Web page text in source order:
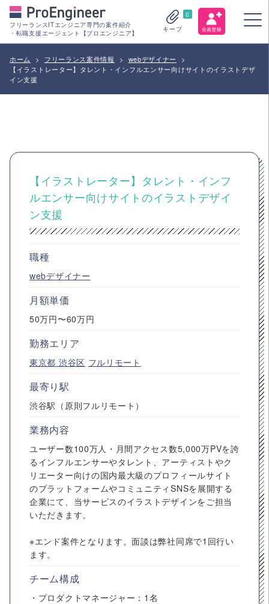
フリーランスITエンジニア専門の案件紹介
・転職支援エージェント【プロエンジニア】
0
キープ
ホーム > フリーランス案件情報 > webデザイナー
>
【イラストレーター】タレント・インフルエンサー向けサイトのイラストデザ
イン支援
【イラストレーター】タレント・インフ
ルエンサー向けサイトのイラストデザイ
ン支援
職種
webデザイナー
月額単価
50万円〜60万円
勤務エリア
東京都 渋谷区 フルリモート
最寄り駅
渋谷駅（原則フルリモート）
業務内容
ユーザー数100万人・月間アクセス数5,000万PVを誇
るインフルエンサーやタレント、アーティストやク
リエーター向けの国内最大級のプロフィールサイト
のプラットフォームやコミュニティSNSを展開する
企業にて、当サービスのイラストデザインをご担当
いただきます。
※エンド案件となります。面談は弊社同席で1回行い
ます。
チーム構成
・プロダクトマネージャー：1名